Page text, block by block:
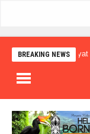
BREAKING NEWS
Mudyat Noor